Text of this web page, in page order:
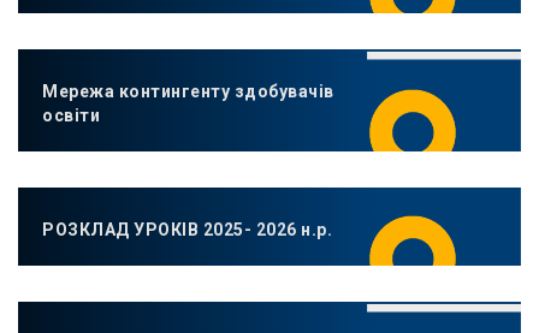
Мережа контингенту здобувачів
освіти
РОЗКЛАД УРОКІВ 2025- 2026 н.р.